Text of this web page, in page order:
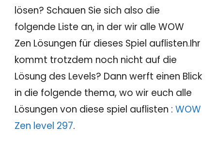
lösen? Schauen Sie sich also die
folgende Liste an, in der wir alle WOW
Zen Lösungen für dieses Spiel auflisten.Ihr
kommt trotzdem noch nicht auf die
Lösung des Levels? Dann werft einen Blick
in die folgende thema, wo wir euch alle
Lösungen von diese spiel auflisten : WOW
Zen level 297.